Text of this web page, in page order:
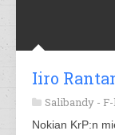
Iiro
Salibandy -
Nokian KrP:n